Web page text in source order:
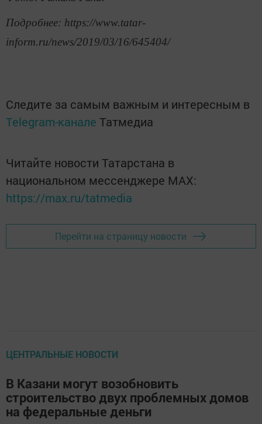
Подробнее: https://www.tatar-
inform.ru/news/2019/03/16/645404/
Следите за самым важным и интересным в
Telegram-канале Татмедиа
Читайте новости Татарстана в
национальном мессенджере MАХ:
https://max.ru/tatmedia
Перейти на страницу новости
ЦЕНТРАЛЬНЫЕ НОВОСТИ
В Казани могут возобновить
строительство двух проблемных домов
на федеральные деньги